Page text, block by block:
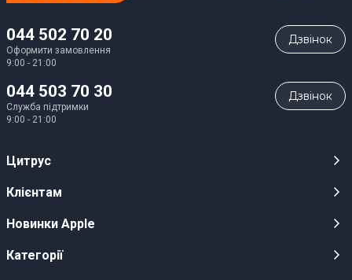
044 502 70 20
Оформити замовлення
9:00 - 21:00
Дзвiнок
044 503 70 30
Служба підтримки
9:00 - 21:00
Дзвiнок
Цитрус
Кар’єра
Оптовим клієнтам
Клієнтам
Публічні оферти
Новинки Apple
iPhone 17
Категорії